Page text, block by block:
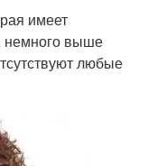
имеет
немного выше
любые